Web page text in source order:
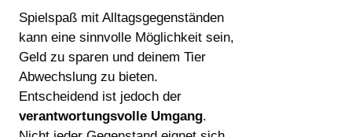
Spielspaß mit Alltagsgegenständen
kann eine sinnvolle Möglichkeit sein,
Geld zu sparen und deinem Tier
Abwechslung zu bieten.
Entscheidend ist jedoch der
verantwortungsvolle Umgang.